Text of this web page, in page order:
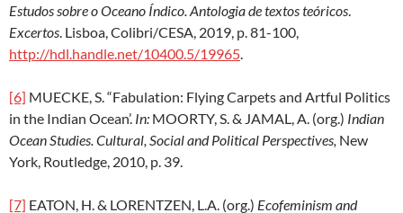
Estudos sobre o Oceano Índico. Antologia de textos teóricos.
Excertos. Lisboa, Colibri/CESA, 2019, p. 81-100,
http://hdl.handle.net/10400.5/19965.
[6] MUECKE, S. “Fabulation: Flying Carpets and Artful Politics
in the Indian Ocean’. In: MOORTY, S. & JAMAL, A. (org.) Indian
Ocean Studies. Cultural, Social and Political Perspectives, New
York, Routledge, 2010, p. 39.
[7] EATON, H. & LORENTZEN, L.A. (org.) Ecofeminism and